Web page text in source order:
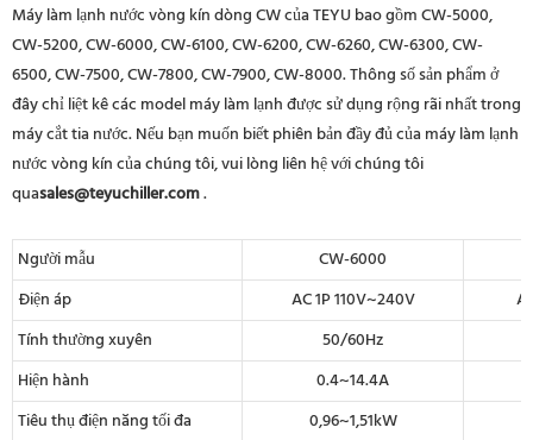
Máy làm lạnh nước vòng kín dòng CW của TEYU bao gồm CW-5000,
CW-5200, CW-6000, CW-6100, CW-6200, CW-6260, CW-6300, CW-
6500, CW-7500, CW-7800, CW-7900, CW-8000. Thông số sản phẩm ở
đây chỉ liệt kê các model máy làm lạnh được sử dụng rộng rãi nhất trong
máy cắt tia nước. Nếu bạn muốn biết phiên bản đầy đủ của máy làm lạnh
nước vòng kín của chúng tôi, vui lòng liên hệ với chúng tôi
quasales@teyuchiller.com.
Người mẫu
CW-6000
Điện áp
AC 1P 110V~240V
Tính thường xuyên
50/60Hz
Hiện hành
0.4~14.4A
Tiêu thụ điện năng tối đa
0,96~1,51kW